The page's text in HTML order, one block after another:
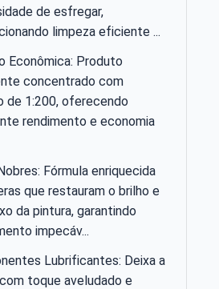
de esfregar,
limpeza eficiente ...
Econômica: Produto
concentrado com
de 1:200, oferecendo
rendimento e economia
Fórmula enriquecida
que restauram o brilho e
da pintura, garantindo
impecáv...
Lubrificantes: Deixa a
toque aveludado e